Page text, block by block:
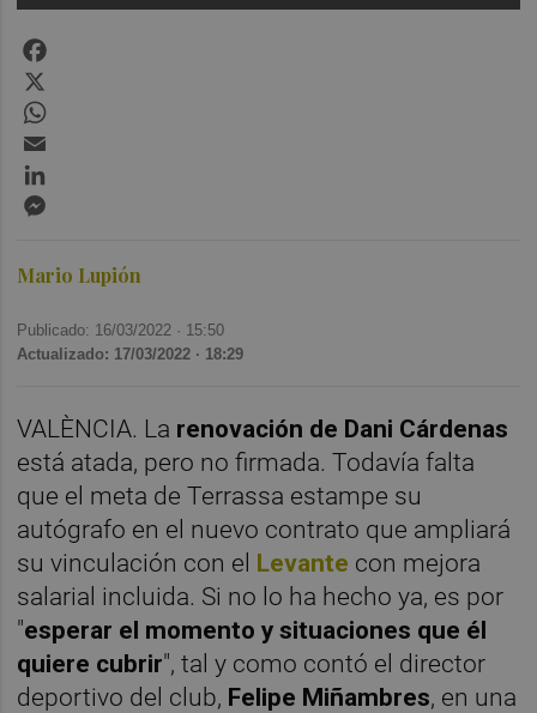
Mario Lupión
Publicado: 16/03/2022 · 15:50
Actualizado: 17/03/2022 · 18:29
VALÈNCIA. La renovación de Dani Cárdenas
está atada, pero no firmada. Todavía falta
que el meta de Terrassa estampe su
autógrafo en el nuevo contrato que ampliará
su vinculación con el Levante con mejora
salarial incluida. Si no lo ha hecho ya, es por
"esperar el momento y situaciones que él
quiere cubrir", tal y como contó el director
deportivo del club, Felipe Miñambres, en una